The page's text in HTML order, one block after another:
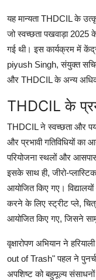
यह मान्यता THDCIL के
जो स्वच्छता पखवाड़ा 2025
गई थी। इस कार्यक्रम में
piyush Singh, संयुक्त
और THDCIL के अन्य
THDCIL के
THDCIL ने स्वच्छता और
और प्रभावी गतिविधियों
परियोजना स्थलों और
इसके साथ ही, जीरो-
आयोजित किए गए।
करने के लिए स्ट्रीट प्ले,
आयोजित किए गए, जिसने
वृक्षारोपण अभियान ने
out of Trash" पहल ने
अपशिष्ट को बहुमूल्य संसाधनों